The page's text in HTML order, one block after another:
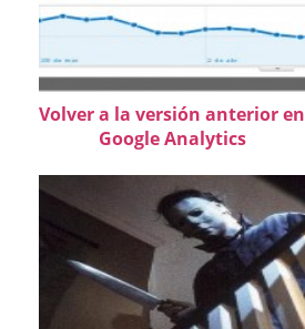
Volver a la versión anterior en
Google Analytics